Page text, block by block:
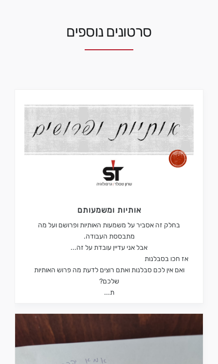
סרטונים נוספים
אותיות ומשמעותם
בחלק זה אסביר על משמעות האותיות ופרושם ועל מה
מתבססת העבודה.
אבל אני עדיין עובדת על זה...
אז חכו בסבלנות
ואם אין לכם סבלנות ואתם רוצים לדעת מה פרוש האותיות
שלכם?
ת...